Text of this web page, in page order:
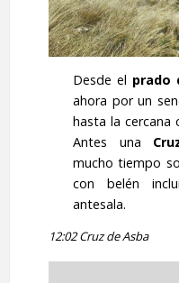
Desde el prado
ahora por un
hasta la cercana
Antes una
mucho tiempo
con belén
antesala.
12:02 Cruz de Asba